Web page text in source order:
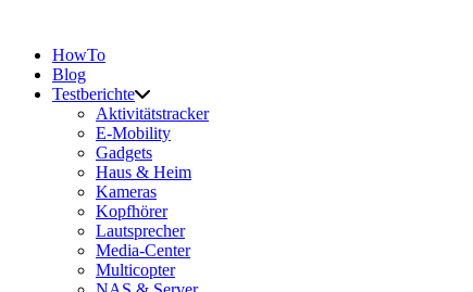
HowTo
Blog
Testberichte
Aktivitätstracker
E-Mobility
Gadgets
Haus & Heim
Kameras
Kopfhörer
Lautsprecher
Media-Center
Multicopter